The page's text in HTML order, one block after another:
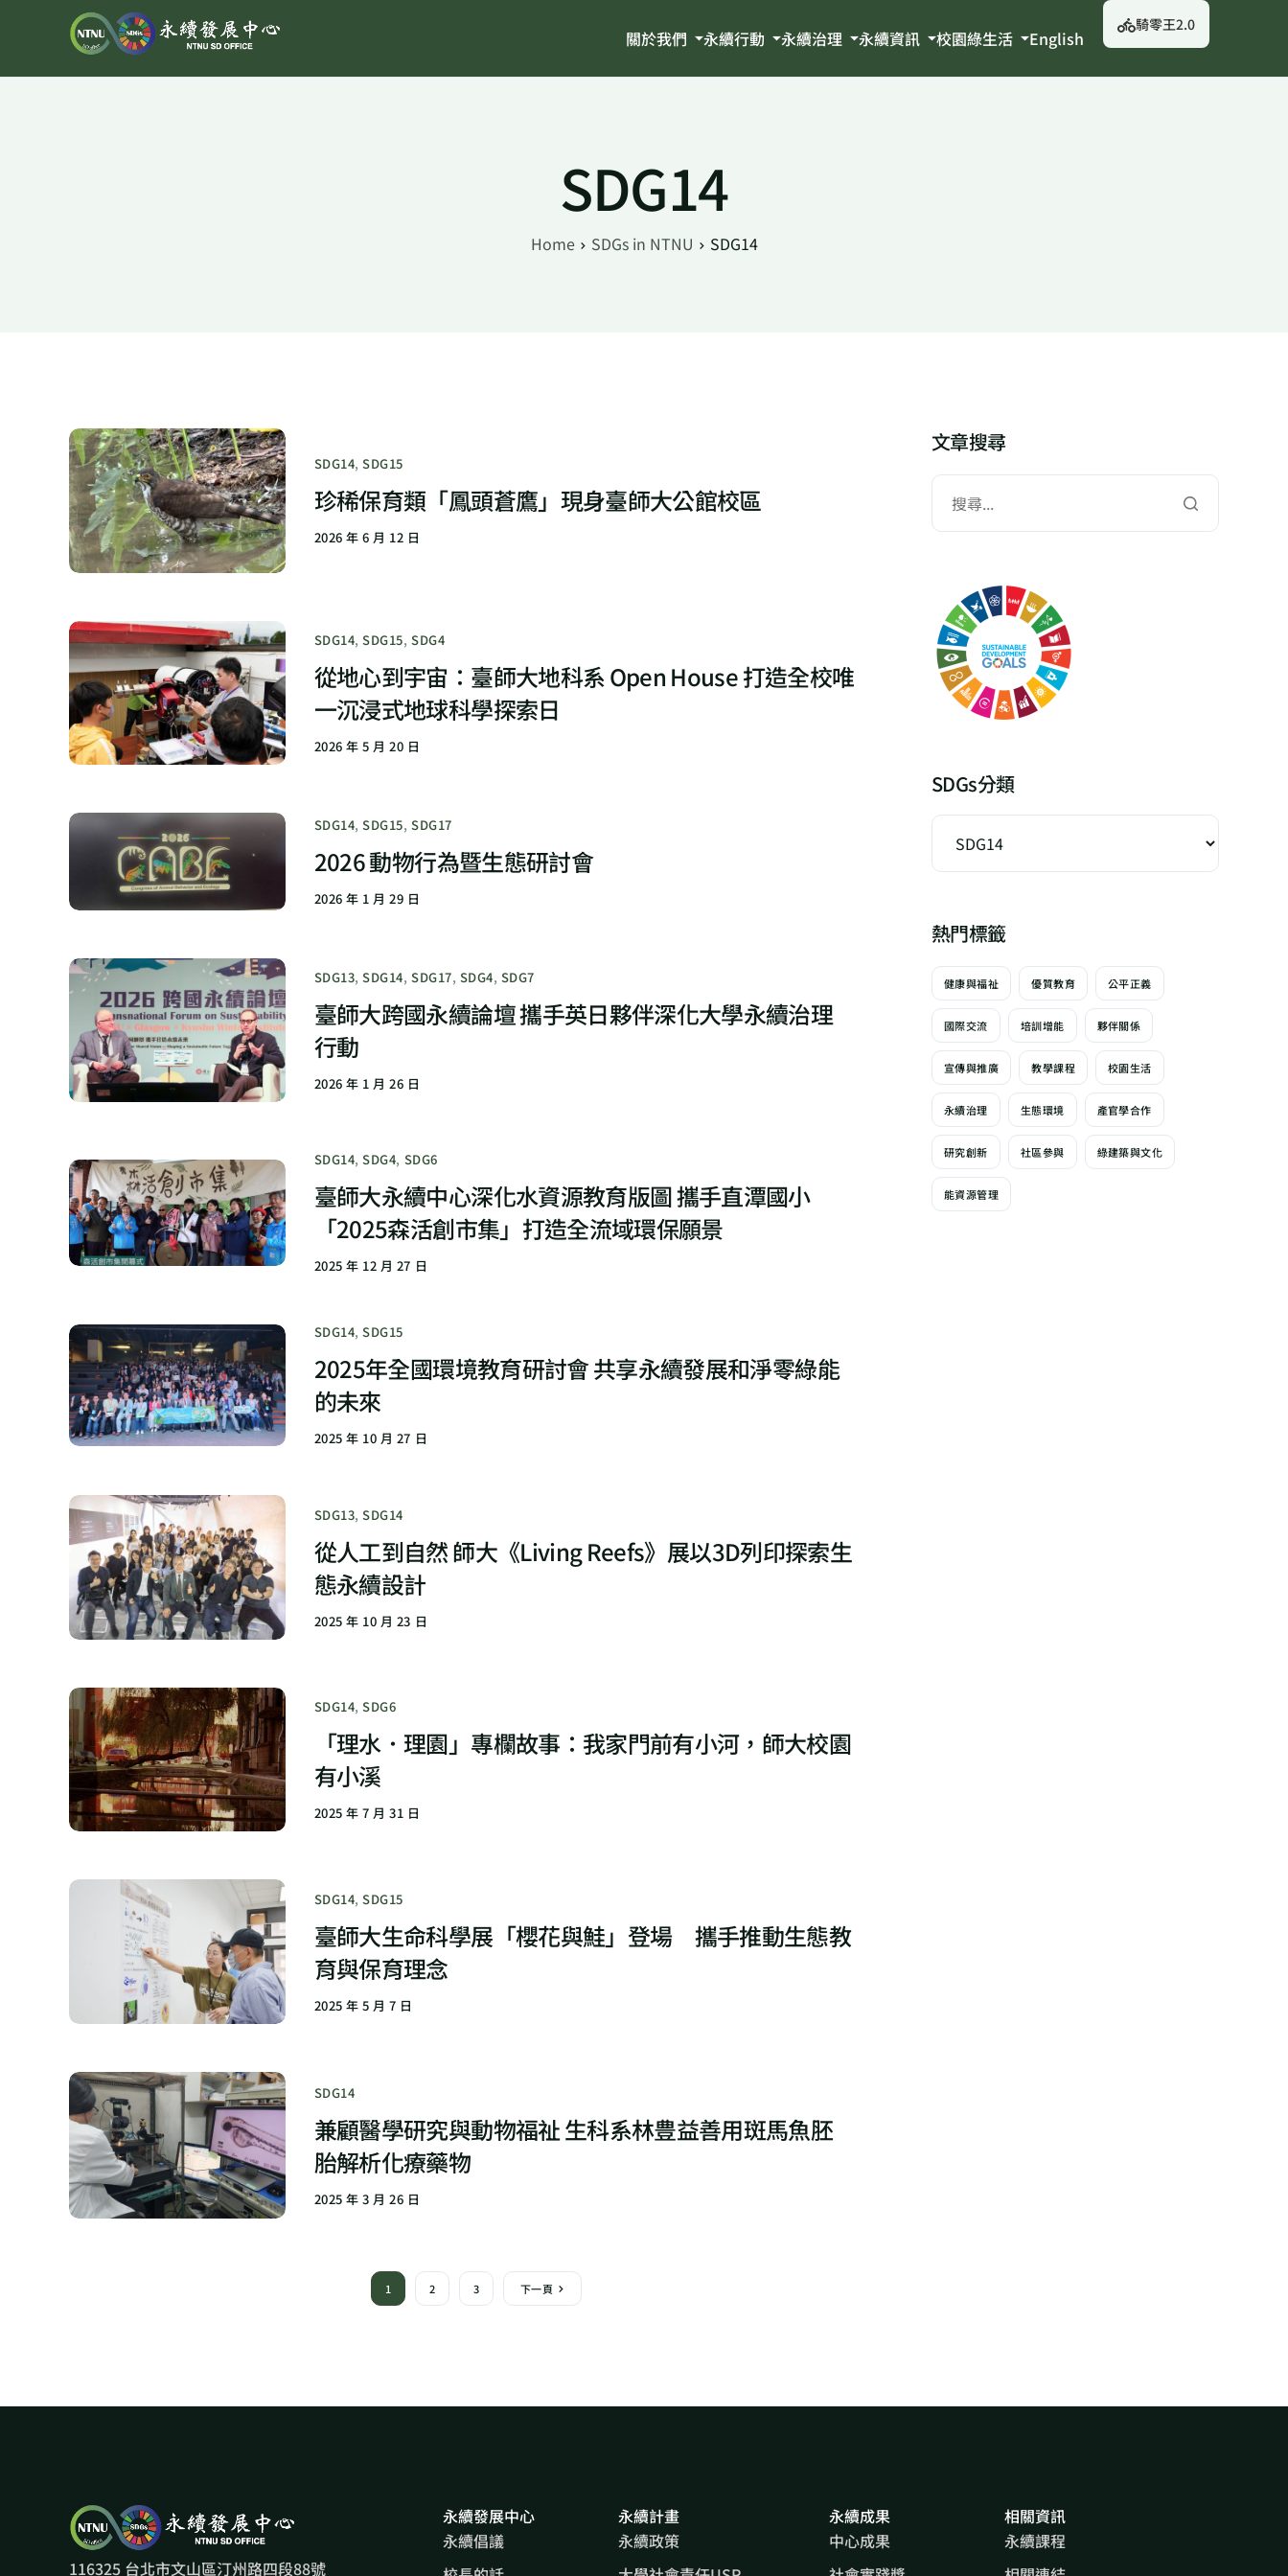
關於我們 永續行動 永續治理 永續資訊 校園綠生活 English
騎零王2.0
SDG14
Home SDGs in NTNU SDG14
SDG14,SDG15
珍稀保育類「鳳頭蒼鷹」現身臺師大公館校區
2026 年 6 月 12 日
SDG14,SDG15,SDG4
從地心到宇宙：臺師大地科系 Open House 打造全校唯
一沉浸式地球科學探索日
2026 年 5 月 20 日
SDG14,SDG15,SDG17
2026 動物行為暨生態研討會
2026 年 1 月 29 日
SDG13,SDG14,SDG17, SDG4, SDG7
臺師大跨國永續論壇 攜手英日夥伴深化大學永續治理
行動
2026 年 1 月 26 日
SDG14,SDG4, SDG6
臺師大永續中心深化水資源教育版圖 攜手直潭國小
「2025森活創市集」打造全流域環保願景
2025 年 12 月 27 日
SDG14,SDG15
2025年全國環境教育研討會 共享永續發展和淨零綠能
的未來
2025 年 10 月 27 日
SDG13,SDG14
從人工到自然 師大《Living Reefs》展以3D列印探索生
態永續設計
2025 年 10 月 23 日
SDG14,SDG6
「理水．理園」專欄故事：我家門前有小河，師大校園
有小溪
2025 年 7 月 31 日
SDG14,SDG15
臺師大生命科學展「櫻花與鮭」登場 攜手推動生態教
育與保育理念
2025 年 5 月 7 日
SDG14
兼顧醫學研究與動物福祉 生科系林豊益善用斑馬魚胚
胎解析化療藥物
2025 年 3 月 26 日
1 2 3 下一頁
文章搜尋
SDGs分類
熱門標籤
健康與福祉 優質教育 公平正義
國際交流 培訓增能 夥伴關係
宣傳與推廣 教學課程 校園生活
永續治理 生態環境 產官學合作
研究創新 社區參與 綠建築與文化
能資源管理
116325 台北市文山區汀州路四段88號
永續發展中心
永續倡議
永續計畫
永續政策
永續成果
中心成果
相關資訊
永續課程